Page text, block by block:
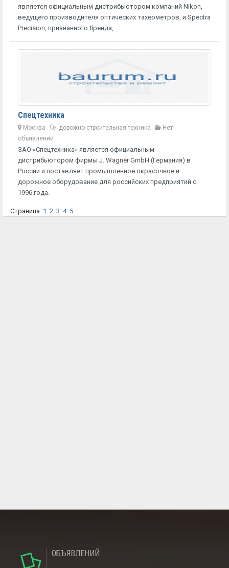
является официальным дистрибьютором компаний Nikon,
ведущего производителя оптических тахеометров, и Spectra
Precision, признанного бренда,...
Спецтехника
Москва дорожно-строительная техника
Нет
объявлений
ЗАО «Спецтехника» является официальным
дистрибьютором фирмы J. Wagner GmbH (Германия) в
России и поставляет промышленное окрасочное и
дорожное оборудование для российских предприятий с
1996 года.
Страница: 1 2 3 4 5
ОБЪЯВЛЕНИЙ